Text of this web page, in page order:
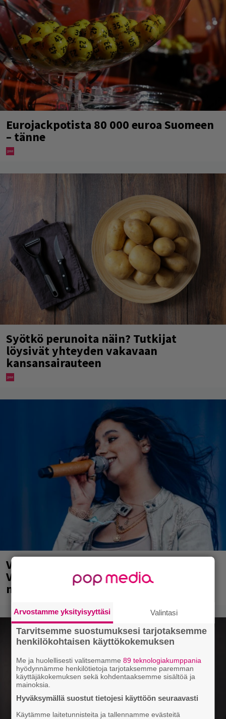
Eurojackpotista 80 000 euroa Suomeen
– tänne
Syötkö perunoita näin? Tutkijat
löysivät yhteyden vakavaan
kansansairauteen
Valtava Yle 100 vuotta -tapahtuma
Veikkaus Arenalla syyskuussa – muista
myös metalliklassikot-konsertti
Arvostamme yksityisyyttäsi Valintasi
Tarvitsemme suostumuksesi tarjotaksemme
henkilökohtaisen käyttökokemuksen
Me ja huolellisesti valitsemamme89 teknologiakumppania
hyödynnämme henkilötietoja tarjotaksemme paremman
käyttäjäkokemuksen sekä kohdentaaksemme sisältöä ja
mainoksia.
Hyväksymällä suostut tietojesi käyttöön seuraavasti
Käytämme laitetunnisteita ja tallennamme evästeitä